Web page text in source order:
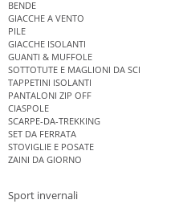
BENDE
GIACCHE A VENTO
PILE
GIACCHE ISOLANTI
GUANTI & MUFFOLE
SOTTOTUTE E MAGLIONI DA SCI
TAPPETINI ISOLANTI
PANTALONI ZIP OFF
CIASPOLE
SCARPE-DA-TREKKING
SET DA FERRATA
STOVIGLIE E POSATE
ZAINI DA GIORNO
Sport invernali